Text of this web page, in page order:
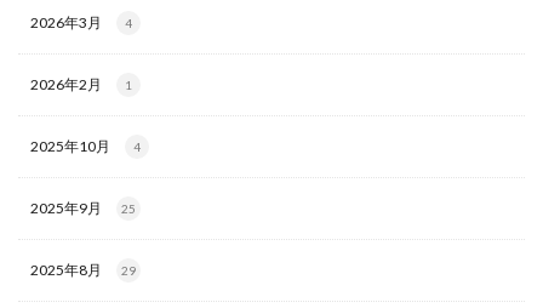
2026年3月 4
2026年2月 1
2025年10月 4
2025年9月 25
2025年8月 29